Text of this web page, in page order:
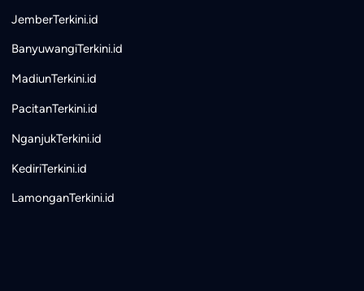
JemberTerkini.id
BanyuwangiTerkini.id
MadiunTerkini.id
PacitanTerkini.id
NganjukTerkini.id
KediriTerkini.id
LamonganTerkini.id